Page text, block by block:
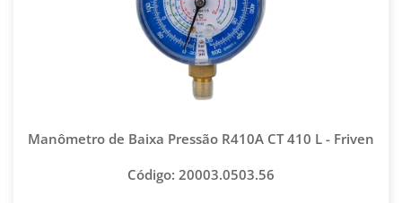
Manômetro de Baixa Pressão R410A CT 410 L - Friven
Código: 20003.0503.56